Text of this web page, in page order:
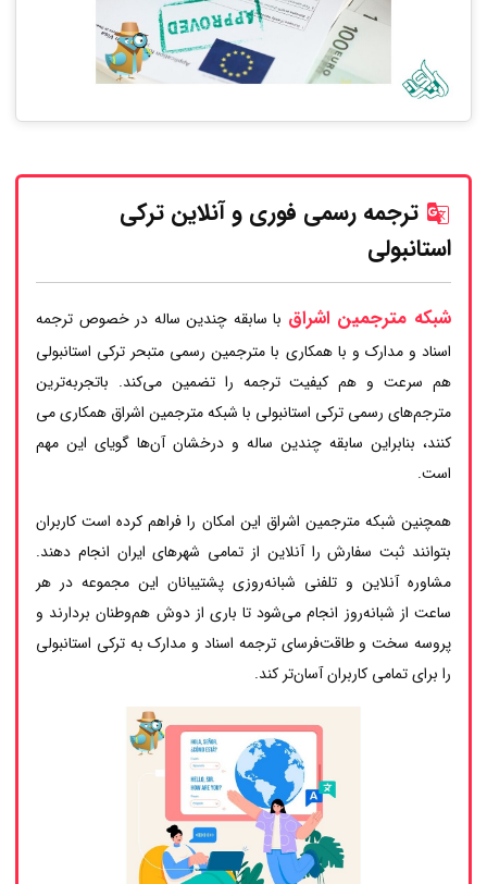
ترجمه رسمی فوری و آنلاین ترکی
استانبولی
شبکه مترجمین اشراق با سابقه چندین ساله در خصوص ترجمه
اسناد و مدارک و با همکاری با مترجمین رسمی متبحر ترکی استانبولی
هم سرعت و هم کیفیت ترجمه را تضمین می‌کند. باتجربه‌ترین
مترجم‌های رسمی ترکی استانبولی با شبکه مترجمین اشراق همکاری می
کنند، بنابراین سابقه چندین ساله و درخشان آن‌ها گویای این مهم
است.
همچنین شبکه مترجمین اشراق این امکان را فراهم کرده است کاربران
بتوانند ثبت سفارش را آنلاین از تمامی شهرهای ایران انجام دهند.
مشاوره آنلاین و تلفنی شبانه‌روزی پشتیبانان این مجموعه در هر
ساعت از شبانه‌روز انجام می‌شود تا باری از دوش هم‌وطنان بردارند و
پروسه سخت و طاقت‌فرسای ترجمه اسناد و مدارک به ترکی استانبولی
را برای تمامی کاربران آسان‌تر کند.